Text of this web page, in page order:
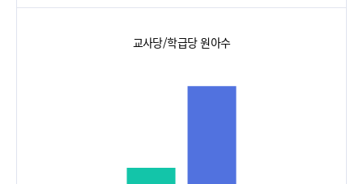
교사당/학급당 원아수